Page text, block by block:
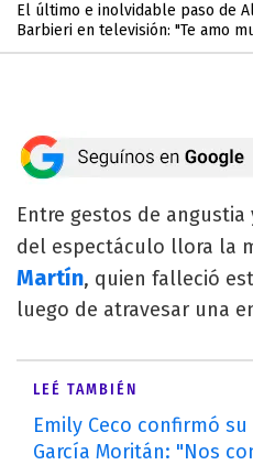
El último e inolvidable paso de
Barbieri en televisión: "Te amo
Entre gestos de
del espectáculo llora la
Martín, quien falleció
luego de atravesar una
LEÉ TAMBIÉN
Emily Ceco confirmó
García Moritán: "Nos